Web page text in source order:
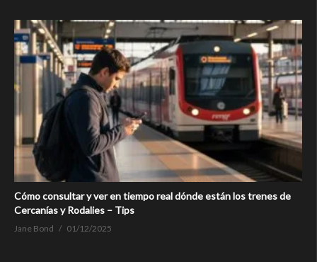
Cómo consultar y ver en tiempo real dónde están los trenes de
Cercanías y Rodalies – Tips
Jane Bond 01/12/2025